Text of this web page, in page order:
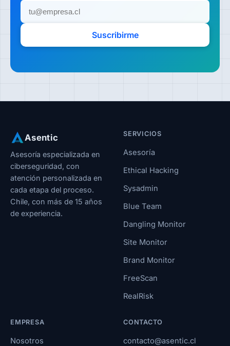
Suscribirme
Asentic
Asesoría especializada en
ciberseguridad, con
atención personalizada en
cada etapa del proceso.
Chile, con más de 15 años
de experiencia.
SERVICIOS
Asesoría
Ethical Hacking
Sysadmin
Blue Team
Dangling Monitor
Site Monitor
Brand Monitor
FreeScan
RealRisk
EMPRESA
Nosotros
CONTACTO
contacto@asentic.cl